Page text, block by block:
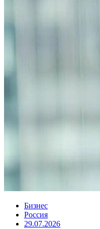
Бизнес
Россия
29.07.2026